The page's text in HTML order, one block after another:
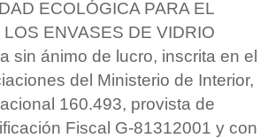
ECOLÓGICA PARA EL
ENVASES DE VIDRIO
sin ánimo de lucro, inscrita en el
del Ministerio de Interior,
160.493, provista de
Fiscal G-81312001 y con